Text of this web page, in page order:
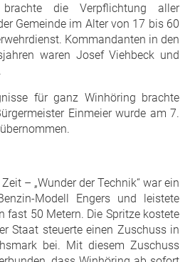
die Verpflichtung aller
Gemeinde im Alter von 17 bis 60
Kommandanten in den
waren Josef Viehbeck und
für ganz Winhöring brachte
Einmeier wurde am 7.
– „Wunder der Technik“ war ein
Modell Engers und leistete
fast 50 Metern. Die Spritze kostete
Staat steuerte einen Zuschuss in
bei. Mit diesem Zuschuss